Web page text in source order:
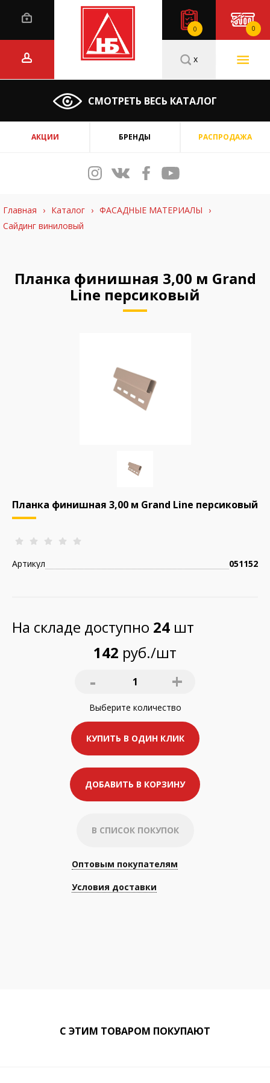
0 0
СМОТРЕТЬ ВЕСЬ КАТАЛОГ
x
АКЦИИ БРЕНДЫ РАСПРОДАЖА
Главная › Каталог › ФАСАДНЫЕ МАТЕРИАЛЫ
›
Сайдинг виниловый
Планка финишная 3,00 м Grand
Line персиковый
Планка финишная 3,00 м Grand Line персиковый
Артикул 051152
На складе доступно 24 шт
142 руб./шт
- 1 +
Выберите количество
КУПИТЬ В ОДИН КЛИК
ДОБАВИТЬ В КОРЗИНУ
В СПИСОК ПОКУПОК
Оптовым покупателям
Условия доставки
С ЭТИМ ТОВАРОМ ПОКУПАЮТ